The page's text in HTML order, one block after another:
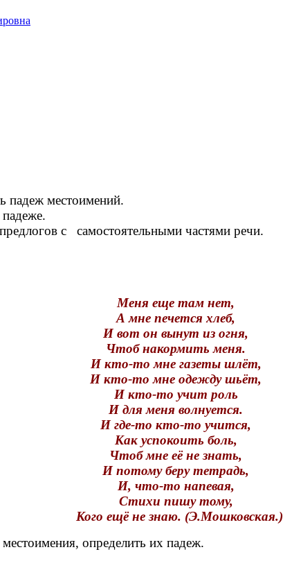
падеж местоимений.
с самостоятельными частями речи.
Меня еще там нет,
А мне печется хлеб,
И вот он вынут из огня,
Чтоб накормить меня.
И кто-то мне газеты шлёт,
И кто-то мне одежду шьёт,
И кто-то учит роль
И для меня волнуется.
И где-то кто-то учится,
Как успокоить боль,
Чтоб мне её не знать,
И потому беру тетрадь,
И, что-то напевая,
Стихи пишу тому,
Кого ещё не знаю. (Э.Мошковская.)
определить их падеж.